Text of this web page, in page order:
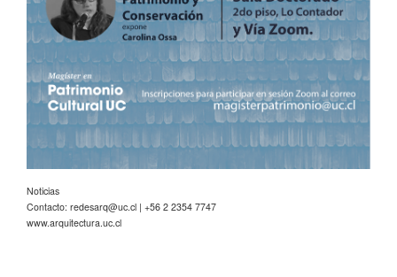
Noticias
Contacto: redesarq@uc.cl | +56 2 2354 7747
www.arquitectura.uc.cl